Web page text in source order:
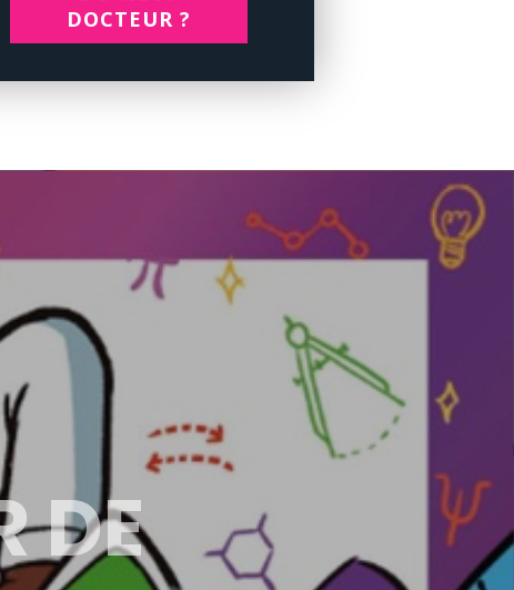
DOCTEUR ?
DE